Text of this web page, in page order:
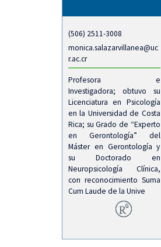
(506) 2511-3008
monica.salazarvillanea@uc
r.ac.cr
Profesora e
Investigadora; obtuvo su
Licenciatura en Psicología
en la Universidad de Costa
Rica; su Grado de “Experto
en Gerontología” del
Máster en Gerontología y
su Doctorado en
Neuropsicología Clínica,
con reconocimiento Suma
Cum Laude de la Unive